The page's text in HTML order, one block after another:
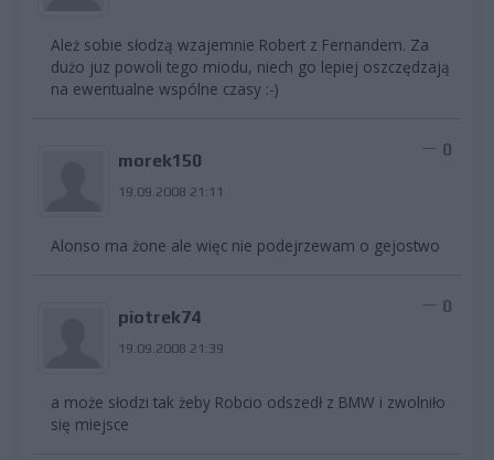
Ależ sobie słodzą wzajemnie Robert z Fernandem. Za
dużo juz powoli tego miodu, niech go lepiej oszczędzają
na ewentualne wspólne czasy :-)
morek150
19.09.2008 21:11
0
Alonso ma żone ale więc nie podejrzewam o gejostwo
piotrek74
19.09.2008 21:39
0
a może słodzi tak żeby Robcio odszedł z BMW i zwolniło
się miejsce